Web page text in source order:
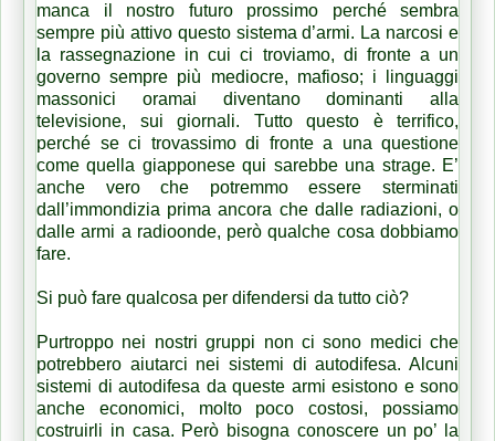
manca il nostro futuro prossimo perché sembra
sempre più attivo questo sistema d’armi. La narcosi e
la rassegnazione in cui ci troviamo, di fronte a un
governo sempre più mediocre, mafioso; i linguaggi
massonici oramai diventano dominanti alla
televisione, sui giornali. Tutto questo è terrifico,
perché se ci trovassimo di fronte a una questione
come quella giapponese qui sarebbe una strage. E’
anche vero che potremmo essere sterminati
dall’immondizia prima ancora che dalle radiazioni, o
dalle armi a radioonde, però qualche cosa dobbiamo
fare.
Si può fare qualcosa per difendersi da tutto ciò?
Purtroppo nei nostri gruppi non ci sono medici che
potrebbero aiutarci nei sistemi di autodifesa. Alcuni
sistemi di autodifesa da queste armi esistono e sono
anche economici, molto poco costosi, possiamo
costruirli in casa. Però bisogna conoscere un po’ la